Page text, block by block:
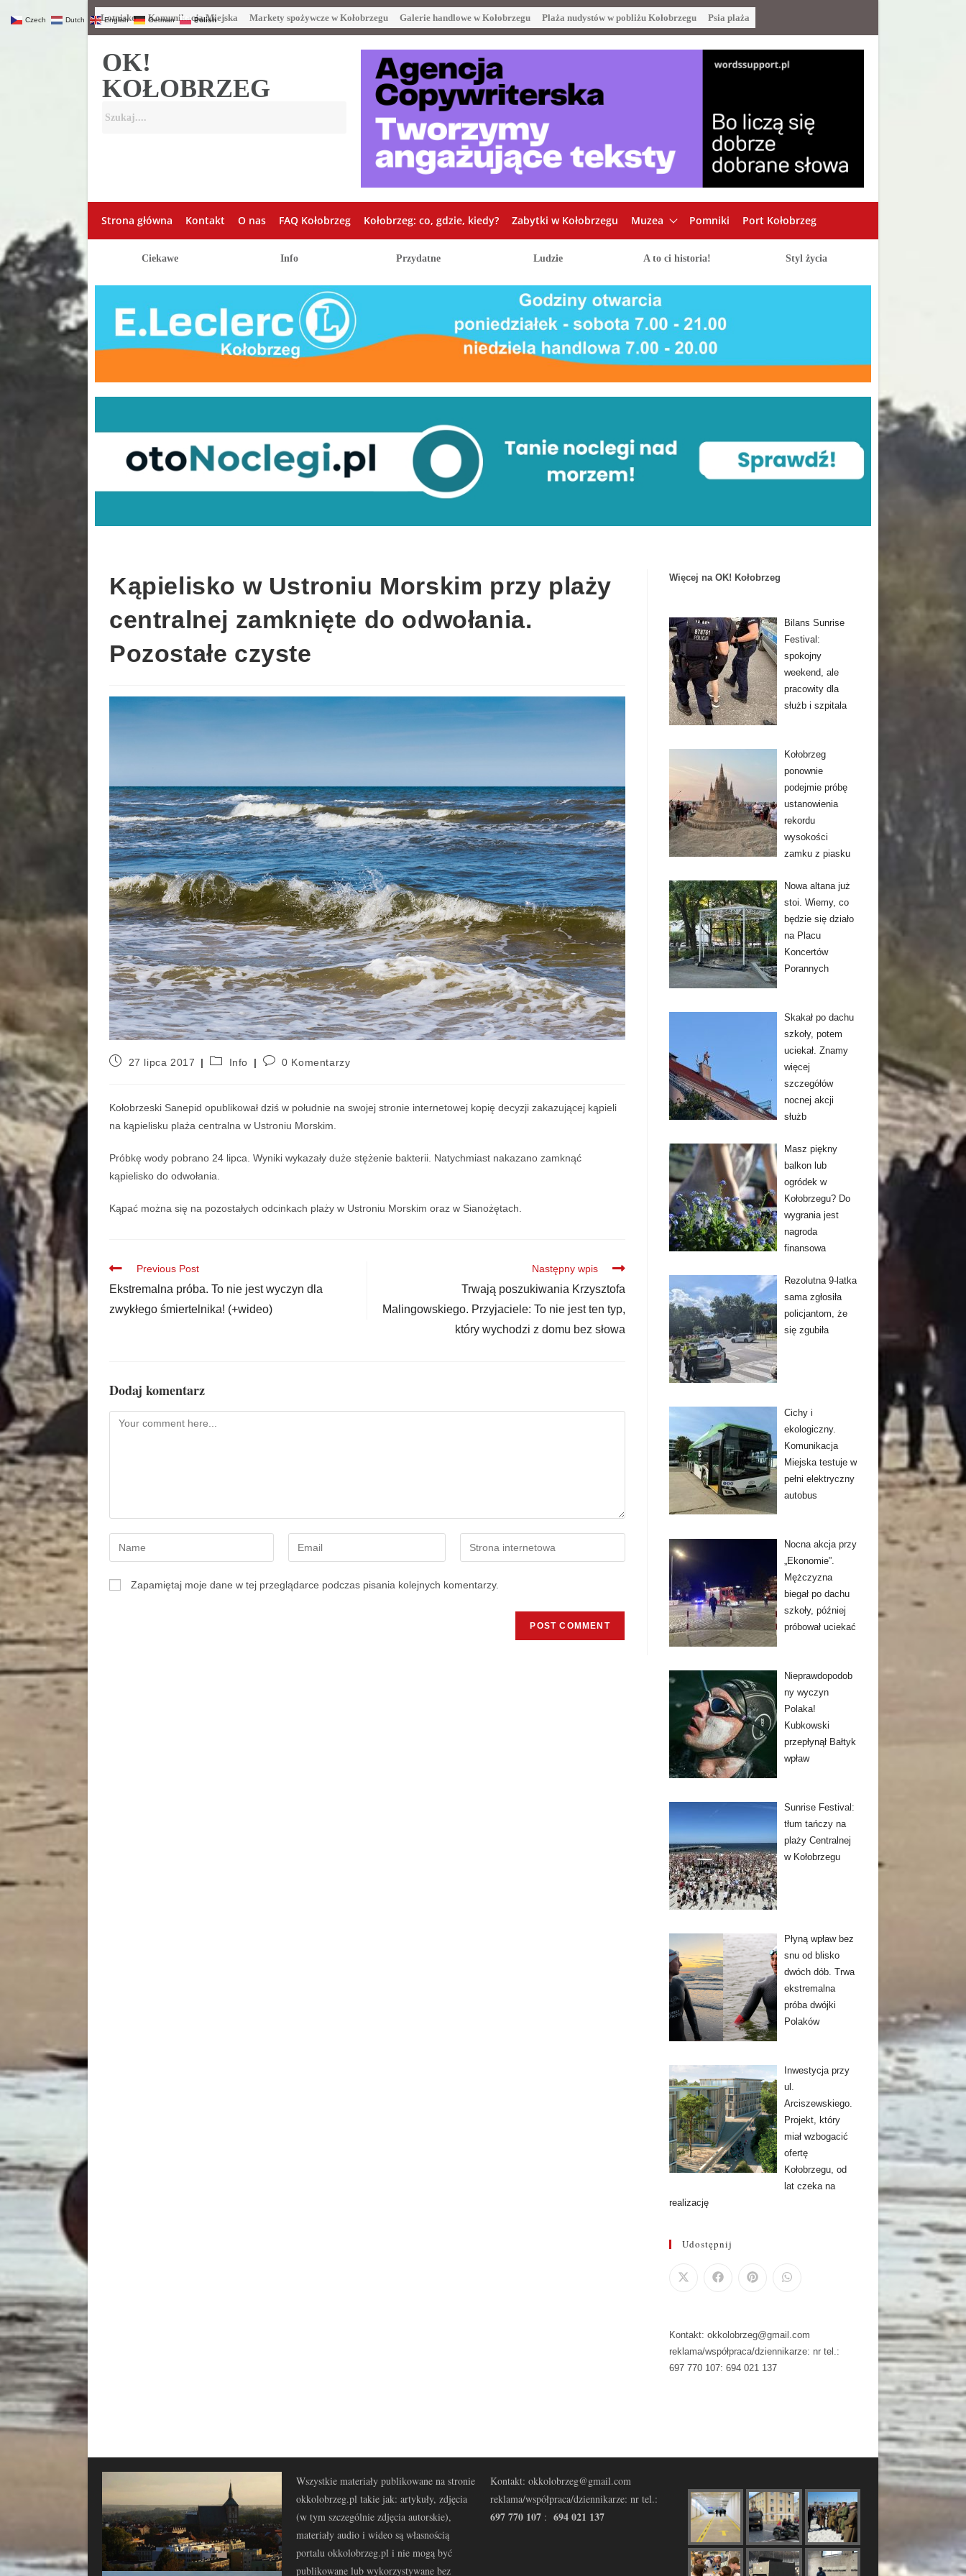
Lotnisko Komunikacja Miejska Markety spożywcze w Kołobrzegu Galerie handlowe w Kołobrzegu Plaża nudystów w pobliżu Kołobrzegu Psia plaża
OK!
KOŁOBRZEG
Strona główna Kontakt O nas FAQ Kołobrzeg Kołobrzeg: co, gdzie, kiedy? Zabytki w Kołobrzegu Muzea Pomniki Port Kołobrzeg
Ciekawe Info Przydatne Ludzie A to ci historia! Styl życia
Kąpielisko w Ustroniu Morskim przy plaży
centralnej zamknięte do odwołania.
Pozostałe czyste
27 lipca 2017 Info 0 Komentarzy
Kołobrzeski Sanepid opublikował dziś w południe na swojej stronie internetowej kopię decyzji zakazującej kąpieli
na kąpielisku plaża centralna w Ustroniu Morskim.
Próbkę wody pobrano 24 lipca. Wyniki wykazały duże stężenie bakterii. Natychmiast nakazano zamknąć
kąpielisko do odwołania.
Kąpać można się na pozostałych odcinkach plaży w Ustroniu Morskim oraz w Sianożętach.
Previous Post
Ekstremalna próba. To nie jest wyczyn dla
zwykłego śmiertelnika! (+wideo)
Następny wpis
Trwają poszukiwania Krzysztofa
Malingowskiego. Przyjaciele: To nie jest ten typ,
który wychodzi z domu bez słowa
Dodaj komentarz
Zapamiętaj moje dane w tej przeglądarce podczas pisania kolejnych komentarzy.
Więcej na OK! Kołobrzeg
Bilans Sunrise
Festival:
spokojny
weekend, ale
pracowity dla
służb i szpitala
Kołobrzeg
ponownie
podejmie próbę
ustanowienia
rekordu
wysokości
zamku z piasku
Nowa altana już
stoi. Wiemy, co
będzie się działo
na Placu
Koncertów
Porannych
Skakał po dachu
szkoły, potem
uciekał. Znamy
więcej
szczegółów
nocnej akcji
służb
Masz piękny
balkon lub
ogródek w
Kołobrzegu? Do
wygrania jest
nagroda
finansowa
Rezolutna 9-latka
sama zgłosiła
policjantom, że
się zgubiła
Cichy i
ekologiczny.
Komunikacja
Miejska testuje w
pełni elektryczny
autobus
Nocna akcja przy
„Ekonomie”.
Mężczyzna
biegał po dachu
szkoły, później
próbował uciekać
Nieprawdopodob
ny wyczyn
Polaka!
Kubkowski
przepłynął Bałtyk
wpław
Sunrise Festival:
tłum tańczy na
plaży Centralnej
w Kołobrzegu
Płyną wpław bez
snu od blisko
dwóch dób. Trwa
ekstremalna
próba dwójki
Polaków
Inwestycja przy
ul.
Arciszewskiego.
Projekt, który
miał wzbogacić
ofertę
Kołobrzegu, od
lat czeka na
realizację
Udostępnij
Kontakt: okkolobrzeg@gmail.com
reklama/współpraca/dziennikarze: nr tel.:
697 770 107: 694 021 137
Wszystkie materiały publikowane na stronie
okkolobrzeg.pl takie jak: artykuły, zdjęcia
(w tym szczególnie zdjęcia autorskie),
materiały audio i wideo są własnością
portalu okkolobrzeg.pl i nie mogą być
publikowane lub wykorzystywane bez
Kontakt: okkolobrzeg@gmail.com
reklama/współpraca/dziennikarze: nr tel.:
697 770 107 : 694 021 137
Czech Dutch English German Polish